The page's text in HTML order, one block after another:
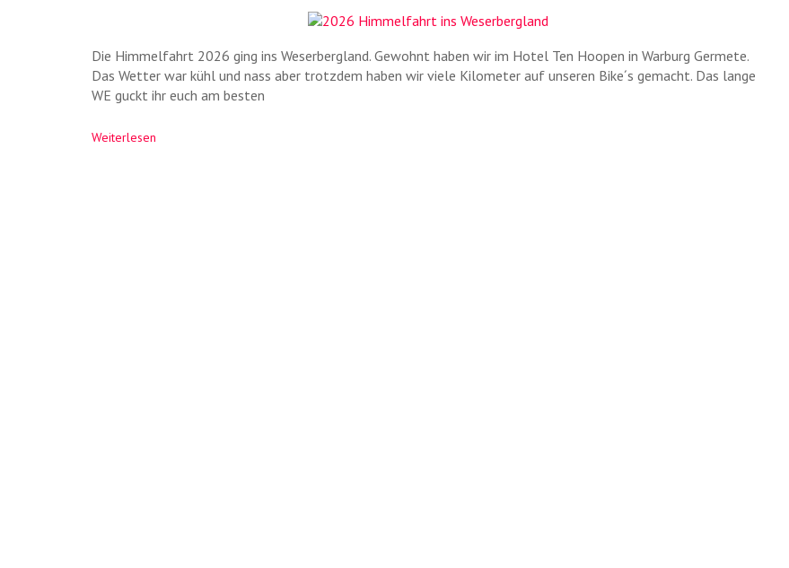
Die Himmelfahrt 2026 ging ins Weserbergland. Gewohnt haben wir im Hotel Ten Hoopen in Warburg Germete.
Das Wetter war kühl und nass aber trotzdem haben wir viele Kilometer auf unseren Bike´s gemacht. Das lange
WE guckt ihr euch am besten
Weiterlesen